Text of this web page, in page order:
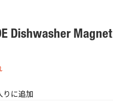
Dishwasher Magnet
りに追加